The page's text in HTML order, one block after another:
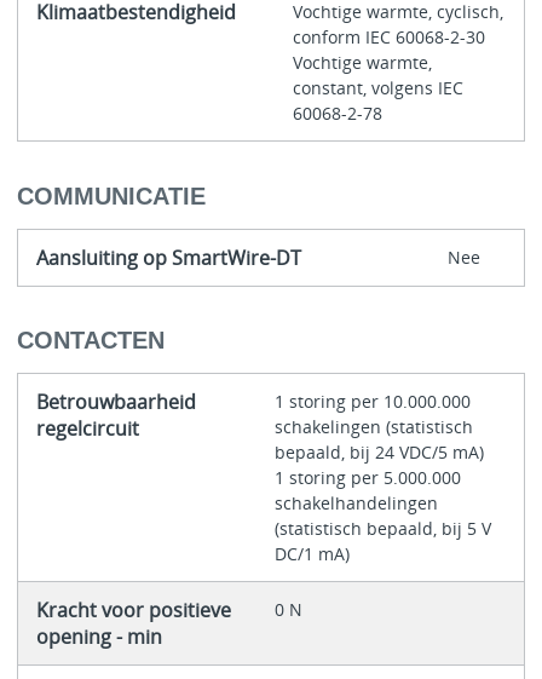
Klimaatbestendigheid
Vochtige warmte, cyclisch,
conform IEC 60068-2-30
Vochtige warmte,
constant, volgens IEC
60068-2-78
COMMUNICATIE
Aansluiting op SmartWire-DT Nee
CONTACTEN
Betrouwbaarheid
regelcircuit
1 storing per 10.000.000
schakelingen (statistisch
bepaald, bij 24 VDC/5 mA)
1 storing per 5.000.000
schakelhandelingen
(statistisch bepaald, bij 5 V
DC/1 mA)
Kracht voor positieve
opening - min
0 N